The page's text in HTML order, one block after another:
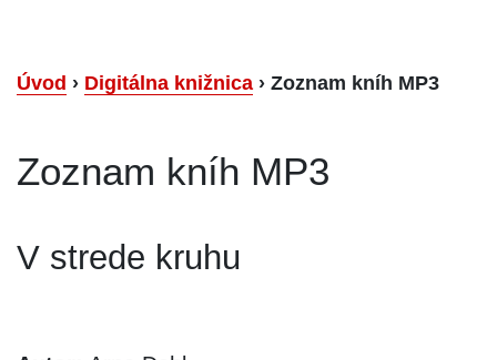
Úvod › Digitálna knižnica › Zoznam kníh MP3
Zoznam kníh MP3
V strede kruhu